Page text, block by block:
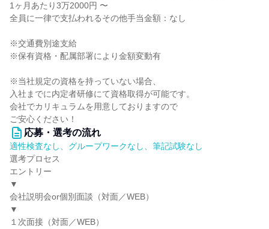
1ヶ月あたり3万2000円 〜
全員に一律で支払われるその他手当金額：なし
※交通費別途支給
※保有資格・配属部署により金額変動有
※当社規定の資格を持っていない場合、
入社までに内定者研修にて資格取得が可能です。
会社でカリキュラムを用意しておりますので
ご安心ください！
応募・選考の流れ
適性検査なし、グループワークなし、筆記試験なし
選考プロセス
エントリー
▼
会社説明会or個別面談（対面／WEB）
▼
１次面接（対面／WEB）